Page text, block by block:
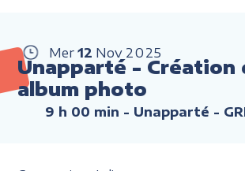
Mer 12 Nov 2025
Unapparté - Création
album photo
9 h 00 min - Unapparté -